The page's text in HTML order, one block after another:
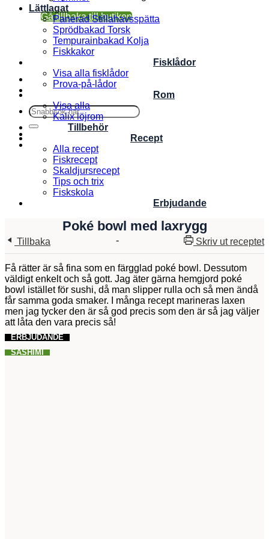
Gå tillbaka till butiken
Sök
efter:
Lättlagat
Panerad Stillahavsspätta
Sprödbakad Torsk
Tempurainbakad Kolja
Fiskkakor
Fisklådor
Visa alla fisklådor
Prova-på-lådor
Rom
Visa alla
Kalix löjrom
Tillbehör
Recept
Alla recept
Fiskrecept
Skaldjursrecept
Tips och trix
Fiskskola
Erbjudande
Poké bowl med laxrygg
Tillbaka - Skriv ut receptet
Få rätter är så fina som en färgglad poké bowl. Dessutom
väldigt enkelt och så gott. Jag äter gärna hemgjord poké
bowl istället för sushi, då man slipper rulla och så men ändå
får samma goda smaker. I många recept marineras laxen
men jag tycker den är så god precis som den är så jag väljer
att låta den vara precis så!
ERBJUDANDE
SASHIMI